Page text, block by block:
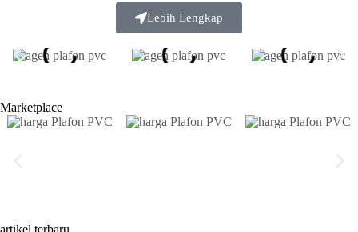
Lebih Lengkap
Marketplace
artikel terbaru